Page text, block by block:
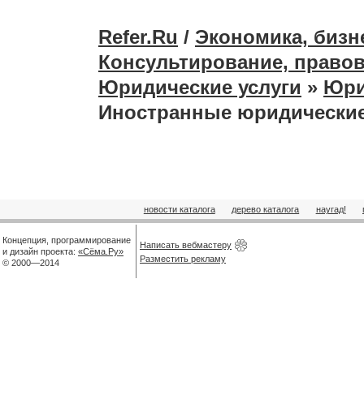
Refer.Ru / Экономика,
Консультирование,
Юридические услуги »
Иностранные
новости каталога дерево каталога наугад!
Концепция, программирование
и дизайн проекта: «Сёма.Ру»
© 2000—2014
Написать вебмастеру
Разместить рекламу